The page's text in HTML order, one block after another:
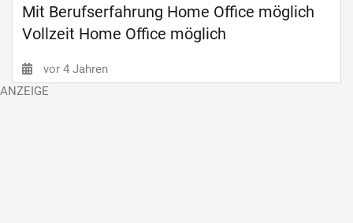
Mit Berufserfahrung Home Office möglich
Vollzeit Home Office möglich
vor 4 Jahren